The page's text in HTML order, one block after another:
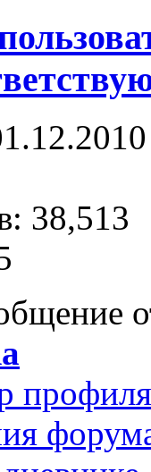
38,513
профиля